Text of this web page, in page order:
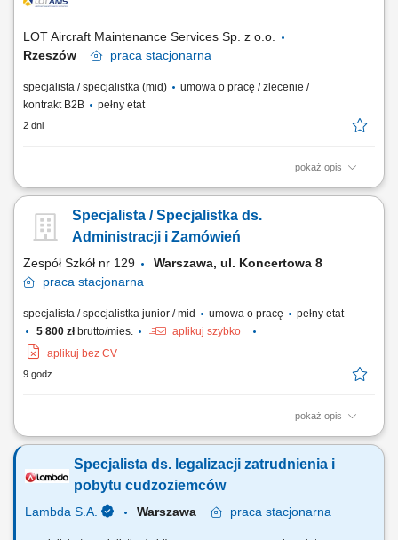
LOT Aircraft Maintenance Services Sp. z o.o.
Rzeszów
praca stacjonarna
specjalista / specjalistka (mid)
umowa o pracę / zlecenie /
kontrakt B2B
pełny etat
2 dni
pokaż opis
Obowiązki na stanowisku: Profesjonalna obsługa recepcji oraz dbanie o
pracowników oraz udzielanie niezbędnych informacji. Obsługa centrali
telefonicznej, korespondencji e-mail oraz przesyłek kurierskich i
Specjalista / Specjalistka ds.
Administracji i Zamówień
Zespół Szkół nr 129
Warszawa, ul. Koncertowa 8
praca stacjonarna
specjalista / specjalistka junior / mid umowa o pracę
pełny etat
5 800 złbrutto/mies.
aplikuj szybko
aplikuj bez CV
9 godz.
pokaż opis
Opis stanowiska Koordynowanie procesów zakupowych oraz
rozliczeń związanych z działalnością jednostki. Kontrola realizacji
budżetu oraz prowadzenie rejestrów zakupów. Przygotowywanie
Specjalista ds. legalizacji zatrudnienia i
pobytu cudzoziemców
Lambda S.A. Warszawa praca stacjonarna